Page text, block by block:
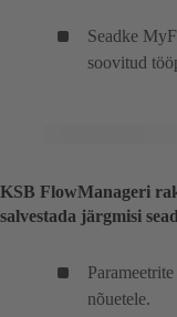
Seadke
soovitud
KSB FlowManageri
salvestada järgmisi
nõuetele.